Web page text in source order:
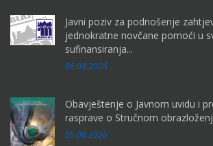
Javni poziv za podnošenje
jednokratne novčane pomoći u
sufinansiranja...
06.08.2026
Obavještenje o Javnom uvidu i
rasprave o Stručnom
05.08.2026